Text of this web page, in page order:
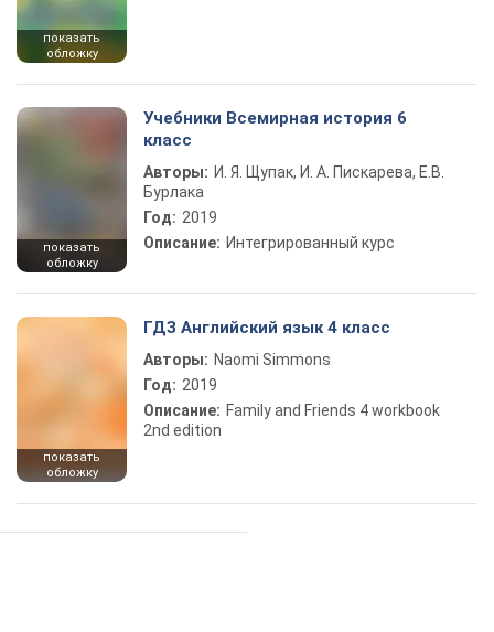
показать
обложку
показать
обложку
Учебники Всемирная история 6
класс
Авторы: И. Я. Щупак, И. А. Пискарева, Е.В.
Бурлака
Год: 2019
Описание: Интегрированный курс
показать
обложку
ГДЗ Английский язык 4 класс
Авторы: Naomi Simmons
Год: 2019
Описание: Family and Friends 4 workbook
2nd edition